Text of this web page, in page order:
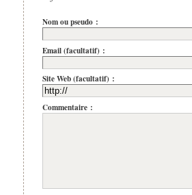
Nom ou pseudo :
Email (facultatif) :
Site Web (facultatif) :
Commentaire :